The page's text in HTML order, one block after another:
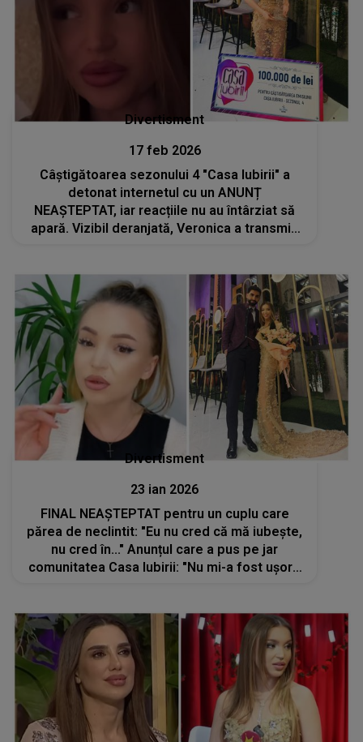
Divertisment
17 feb 2026
Câștigătoarea sezonului 4 "Casa Iubirii" a
detonat internetul cu un ANUNȚ
NEAȘTEPTAT, iar reacțiile nu au întârziat să
apară. Vizibil deranjată, Veronica a transmis
să fim..."
Divertisment
23 ian 2026
FINAL NEAȘTEPTAT pentru un cuplu care
părea de neclintit: "Eu nu cred că mă iubește,
nu cred în..." Anunțul care a pus pe jar
comunitatea Casa Iubirii: "Nu mi-a fost ușor".